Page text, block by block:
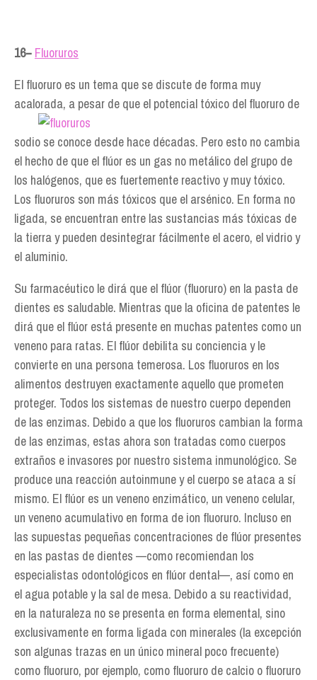
16− Fluoruros
El fluoruro es un tema que se discute de forma muy
acalorada, a pesar de que el potencial tóxico del fluoruro de
sodio se conoce desde hace décadas. Pero esto no cambia
el hecho de que el flúor es un gas no metálico del grupo de
los halógenos, que es fuertemente reactivo y muy tóxico.
Los fluoruros son más tóxicos que el arsénico. En forma no
ligada, se encuentran entre las sustancias más tóxicas de
la tierra y pueden desintegrar fácilmente el acero, el vidrio y
el aluminio.
Su farmacéutico le dirá que el flúor (fluoruro) en la pasta de
dientes es saludable. Mientras que la oficina de patentes le
dirá que el flúor está presente en muchas patentes como un
veneno para ratas. El flúor debilita su conciencia y le
convierte en una persona temerosa. Los fluoruros en los
alimentos destruyen exactamente aquello que prometen
proteger. Todos los sistemas de nuestro cuerpo dependen
de las enzimas. Debido a que los fluoruros cambian la forma
de las enzimas, estas ahora son tratadas como cuerpos
extraños e invasores por nuestro sistema inmunológico. Se
produce una reacción autoinmune y el cuerpo se ataca a sí
mismo. El flúor es un veneno enzimático, un veneno celular,
un veneno acumulativo en forma de ion fluoruro. Incluso en
las supuestas pequeñas concentraciones de flúor presentes
en las pastas de dientes —como recomiendan los
especialistas odontológicos en flúor dental—, así como en
el agua potable y la sal de mesa. Debido a su reactividad,
en la naturaleza no se presenta en forma elemental, sino
exclusivamente en forma ligada con minerales (la excepción
son algunas trazas en un único mineral poco frecuente)
como fluoruro, por ejemplo, como fluoruro de calcio o fluoruro